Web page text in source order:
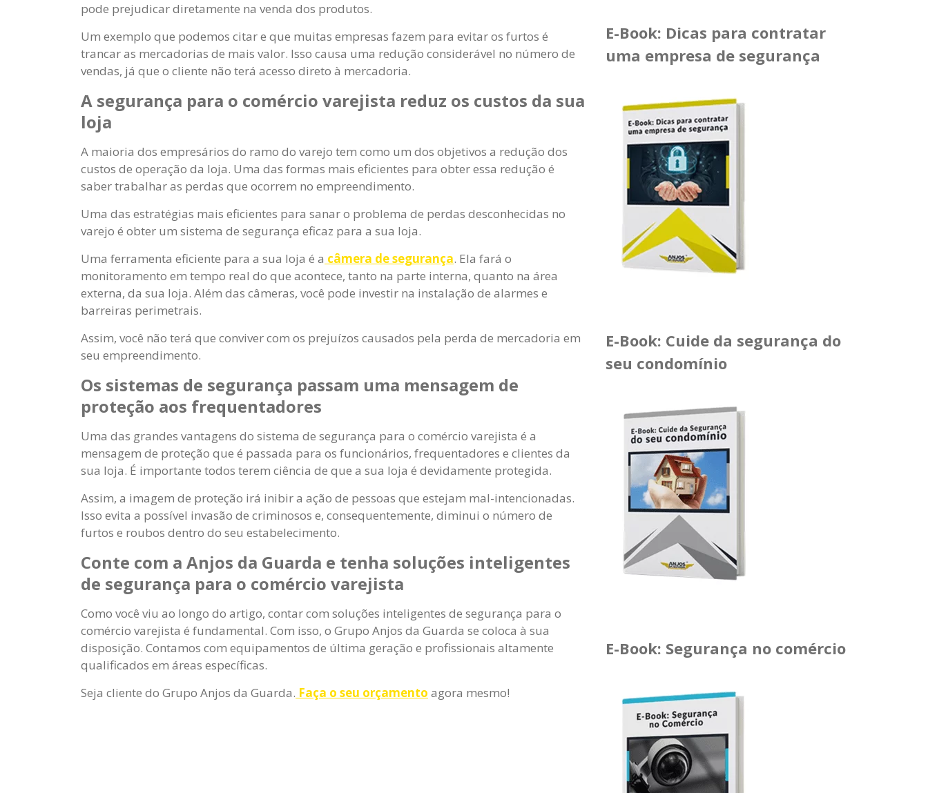
pode prejudicar diretamente na venda dos produtos.
Um exemplo que podemos citar e que muitas empresas fazem para evitar os furtos é
trancar as mercadorias de mais valor. Isso causa uma redução considerável no número de
vendas, já que o cliente não terá acesso direto à mercadoria.
A segurança para o comércio varejista reduz os custos da sua
loja
A maioria dos empresários do ramo do varejo tem como um dos objetivos a redução dos
custos de operação da loja. Uma das formas mais eficientes para obter essa redução é
saber trabalhar as perdas que ocorrem no empreendimento.
Uma das estratégias mais eficientes para sanar o problema de perdas desconhecidas no
varejo é obter um sistema de segurança eficaz para a sua loja.
Uma ferramenta eficiente para a sua loja é a câmera de segurança. Ela fará o
monitoramento em tempo real do que acontece, tanto na parte interna, quanto na área
externa, da sua loja. Além das câmeras, você pode investir na instalação de alarmes e
barreiras perimetrais.
Assim, você não terá que conviver com os prejuízos causados pela perda de mercadoria em
seu empreendimento.
Os sistemas de segurança passam uma mensagem de
proteção aos frequentadores
Uma das grandes vantagens do sistema de segurança para o comércio varejista é a
mensagem de proteção que é passada para os funcionários, frequentadores e clientes da
sua loja. É importante todos terem ciência de que a sua loja é devidamente protegida.
Assim, a imagem de proteção irá inibir a ação de pessoas que estejam mal-intencionadas.
Isso evita a possível invasão de criminosos e, consequentemente, diminui o número de
furtos e roubos dentro do seu estabelecimento.
Conte com a Anjos da Guarda e tenha soluções inteligentes
de segurança para o comércio varejista
Como você viu ao longo do artigo, contar com soluções inteligentes de segurança para o
comércio varejista é fundamental. Com isso, o Grupo Anjos da Guarda se coloca à sua
disposição. Contamos com equipamentos de última geração e profissionais altamente
qualificados em áreas específicas.
Seja cliente do Grupo Anjos da Guarda. Faça o seu orçamento agora mesmo!
E-Book: Dicas para contratar
uma empresa de segurança
E-Book: Cuide da segurança do
seu condomínio
E-Book: Segurança no comércio